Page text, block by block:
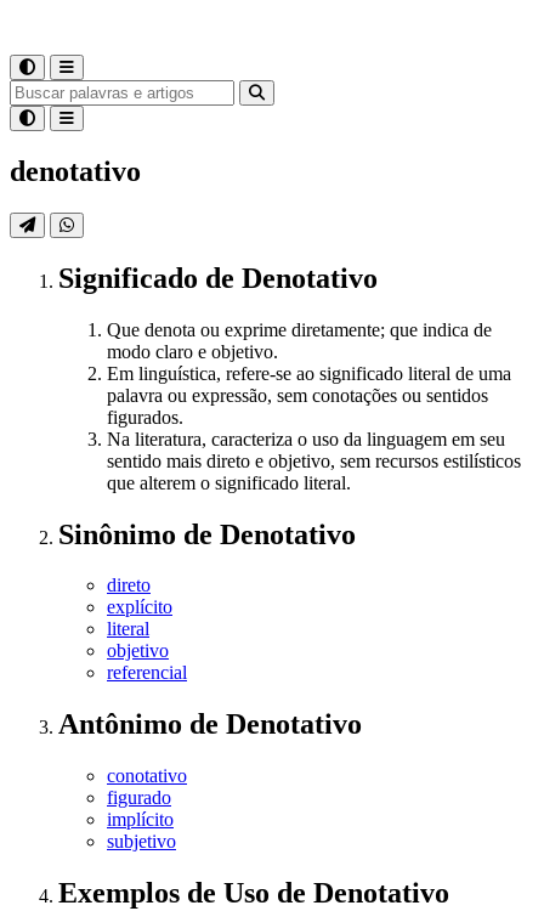
denotativo
Significado de Denotativo
Que denota ou exprime diretamente; que indica de
modo claro e objetivo.
Em linguística, refere-se ao significado literal de uma
palavra ou expressão, sem conotações ou sentidos
figurados.
Na literatura, caracteriza o uso da linguagem em seu
sentido mais direto e objetivo, sem recursos estilísticos
que alterem o significado literal.
Sinônimo de Denotativo
direto
explícito
literal
objetivo
referencial
Antônimo de Denotativo
conotativo
figurado
implícito
subjetivo
Exemplos de Uso de Denotativo